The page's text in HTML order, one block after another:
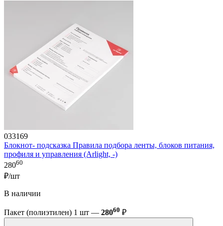
033169
Блокнот- подсказка Правила подбора ленты, блоков питания,
профиля и управления (Arlight, -)
28060
₽/шт
В наличии
Пакет (полиэтилен) 1 шт — 28060 ₽